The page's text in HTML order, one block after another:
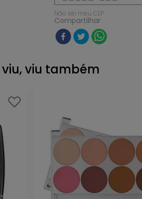
Não sei meu CEP
Compartilhar
viu também